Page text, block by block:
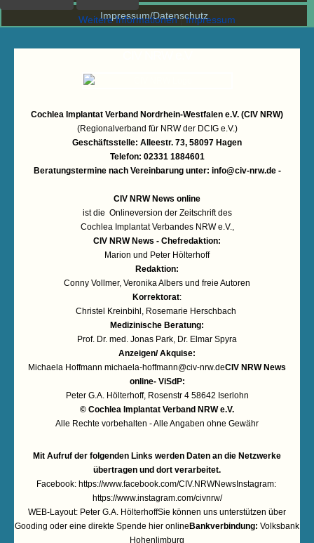
Impressum/Datenschutz
Cochlea Implantat Verband Nordrhein-Westfalen e.V. (CIV NRW)
(Regionalverband für NRW der DCIG e.V.)
Geschäftsstelle: Alleestr. 73, 58097 Hagen
Telefon: 02331 1884601
Beratungstermine nach Vereinbarung unter: info@civ-nrw.de-
CIV NRW News online
ist die Onlineversion der Zeitschrift des
Cochlea Implantat Verbandes NRW e.V.,
CIV NRW News - Chefredaktion:
Marion und Peter Hölterhoff
Redaktion:
Conny Vollmer, Veronika Albers und freie Autoren
Korrektorat:
Christel Kreinbihl, Rosemarie Herschbach
Medizinische Beratung:
Prof. Dr. med. Jonas Park, Dr. Elmar Spyra
Anzeigen/ Akquise:
Michaela Hoffmann michaela-hoffmann@civ-nrw.deCIV NRW News
online- ViSdP:
Peter G.A. Hölterhoff, Rosenstr 4 58642 Iserlohn
© Cochlea Implantat Verband NRW e.V.
Alle Rechte vorbehalten - Alle Angaben ohne Gewähr
Mit Aufruf der folgenden Links werden Daten an die Netzwerke
übertragen und dort verarbeitet.
Facebook: https://www.facebook.com/CIV.NRWNewsInstagram:
https://www.instagram.com/civnrw/
WEB-Layout: Peter G.A. HölterhoffSie können uns unterstützen über
Gooding oder eine direkte Spende hier online Bankverbindung: Volksbank
Hohenlimburg
Weitere Informationen|Impressum